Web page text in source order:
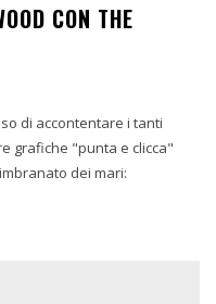
CON THE
di accontentare i tanti
grafiche "punta e clicca"
dei mari: